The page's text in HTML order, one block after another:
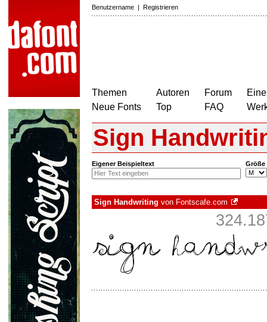
Benutzername | Registrieren
Themen
Neue Fonts
Autoren
Top
Forum
FAQ
Sign
Eigener Beispieltext Größe
Sign Handwriting von Fontscafe.com